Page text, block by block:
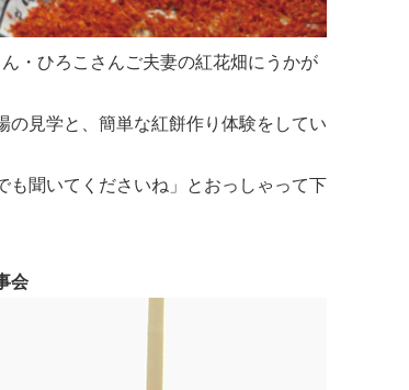
・ひろこさんご夫妻の紅花畑にうかが
見学と、簡単な紅餅作り体験をしてい
も聞いてくださいね」とおっしゃって下
会